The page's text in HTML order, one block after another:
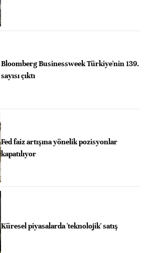
Bloomberg Businessweek Türkiye'nin 139.
sayısı çıktı
Fed faiz artışına yönelik pozisyonlar
kapatılıyor
Küresel piyasalarda 'teknolojik' satış